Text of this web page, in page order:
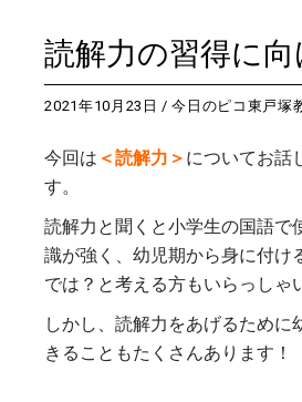
読解力の習得に
2021年10月23日 今日のピコ東戸塚
今回は ＜読解力＞についてお話
す。
読解力と聞くと小学生の国語で
識が強く、幼児期から身に付け
では？と考える方もいらっしゃ
しかし、読解力をあげるために
きることもたくさんあります！